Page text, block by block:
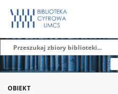
OBIEKT